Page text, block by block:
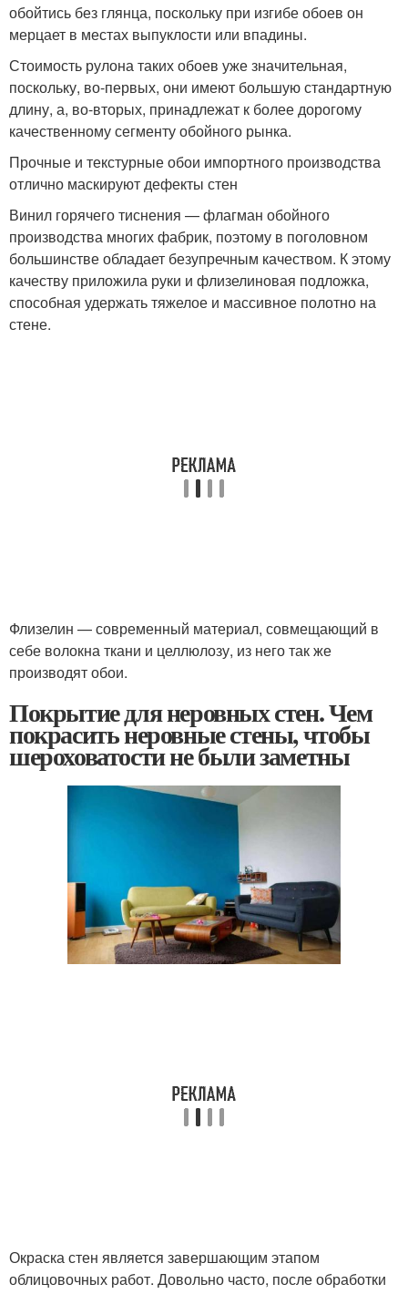
обойтись без глянца, поскольку при изгибе обоев он
мерцает в местах выпуклости или впадины.
Стоимость рулона таких обоев уже значительная,
поскольку, во-первых, они имеют большую стандартную
длину, а, во-вторых, принадлежат к более дорогому
качественному сегменту обойного рынка.
Прочные и текстурные обои импортного производства
отлично маскируют дефекты стен
Винил горячего тиснения — флагман обойного
производства многих фабрик, поэтому в поголовном
большинстве обладает безупречным качеством. К этому
качеству приложила руки и флизелиновая подложка,
способная удержать тяжелое и массивное полотно на
стене.
Флизелин — современный материал, совмещающий в
себе волокна ткани и целлюлозу, из него так же
производят обои.
Покрытие для неровных стен. Чем
покрасить неровные стены, чтобы
шероховатости не были заметны
Окраска стен является завершающим этапом
облицовочных работ. Довольно часто, после обработки